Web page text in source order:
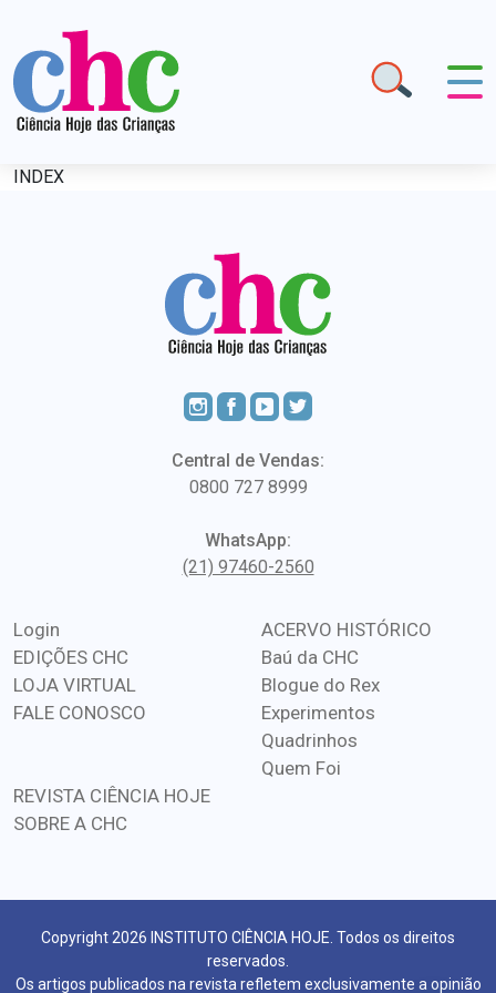
INDEX
Central de Vendas:
0800 727 8999
WhatsApp:
(21) 97460-2560
Login
EDIÇÕES CHC
LOJA VIRTUAL
FALE CONOSCO
ACERVO HISTÓRICO
Baú da CHC
Blogue do Rex
Experimentos
Quadrinhos
Quem Foi
REVISTA CIÊNCIA HOJE
SOBRE A CHC
Copyright 2026 INSTITUTO CIÊNCIA HOJE. Todos os direitos
reservados.
Os artigos publicados na revista refletem exclusivamente a opinião